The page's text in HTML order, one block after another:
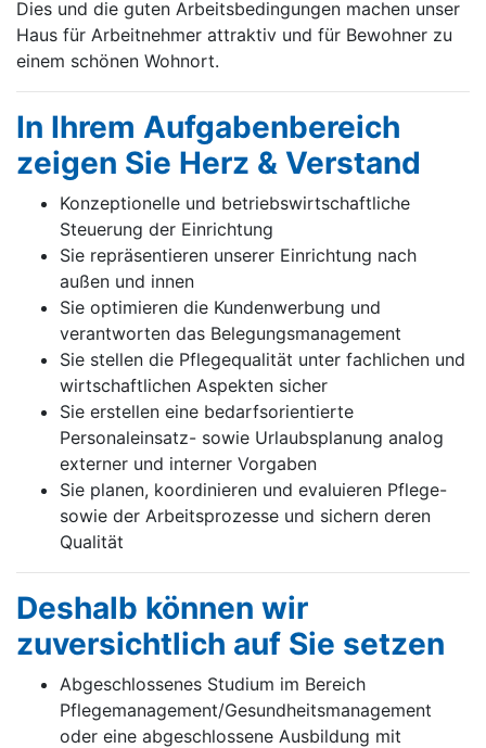
Dies und die guten Arbeitsbedingungen machen unser
Haus für Arbeitnehmer attraktiv und für Bewohner zu
einem schönen Wohnort.
In Ihrem Aufgabenbereich
zeigen Sie Herz & Verstand
Konzeptionelle und betriebswirtschaftliche
Steuerung der Einrichtung
Sie repräsentieren unserer Einrichtung nach
außen und innen
Sie optimieren die Kundenwerbung und
verantworten das Belegungsmanagement
Sie stellen die Pflegequalität unter fachlichen und
wirtschaftlichen Aspekten sicher
Sie erstellen eine bedarfsorientierte
Personaleinsatz- sowie Urlaubsplanung analog
externer und interner Vorgaben
Sie planen, koordinieren und evaluieren Pflege-
sowie der Arbeitsprozesse und sichern deren
Qualität
Deshalb können wir
zuversichtlich auf Sie setzen
Abgeschlossenes Studium im Bereich
Pflegemanagement/Gesundheitsmanagement
oder eine abgeschlossene Ausbildung mit